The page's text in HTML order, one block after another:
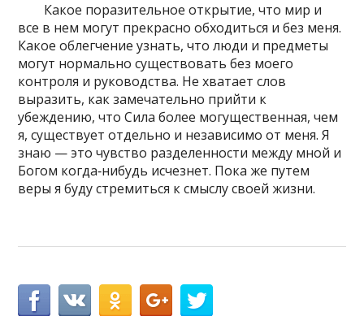
Какое поразительное открытие, что мир и
все в нем могут прекрасно обходиться и без меня.
Какое облегчение узнать, что люди и предметы
могут нормально существовать без моего
контроля и руководства. Не хватает слов
выразить, как замечательно прийти к
убеждению, что Сила более могущественная, чем
я, существует отдельно и независимо от меня. Я
знаю — это чувство разделенности между мной и
Богом когда‑нибудь исчезнет. Пока же путем
веры я буду стремиться к смыслу своей жизни.